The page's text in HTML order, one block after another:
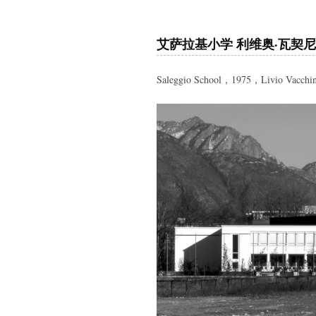
艾萨拉基小学 利维奥·瓦契尼
Saleggio School，1975， Livio